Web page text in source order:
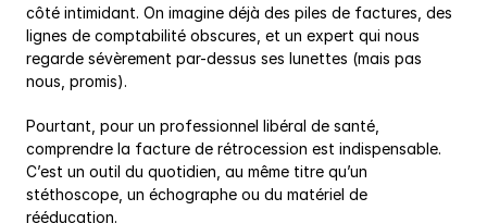
côté intimidant. On imagine déjà des piles de factures, des
lignes de comptabilité obscures, et un expert qui nous
regarde sévèrement par-dessus ses lunettes (mais pas
nous, promis).
Pourtant, pour un professionnel libéral de santé,
comprendre la facture de rétrocession est indispensable.
C’est un outil du quotidien, au même titre qu’un
stéthoscope, un échographe ou du matériel de
rééducation.